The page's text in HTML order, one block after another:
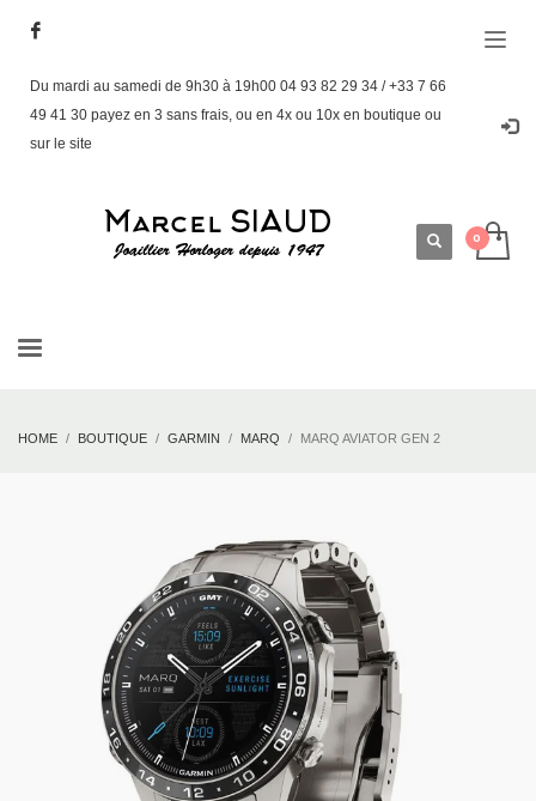
Du mardi au samedi de 9h30 à 19h00 04 93 82 29 34 / +33 7 66
49 41 30 payez en 3 sans frais, ou en 4x ou 10x en boutique ou
sur le site
HOME BOUTIQUE GARMIN MARQ MARQ AVIATOR GEN 2